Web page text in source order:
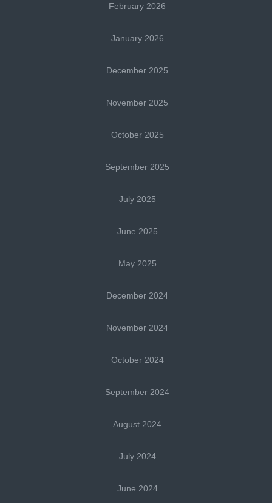
February 2026
January 2026
December 2025
November 2025
October 2025
September 2025
July 2025
June 2025
May 2025
December 2024
November 2024
October 2024
September 2024
August 2024
July 2024
June 2024